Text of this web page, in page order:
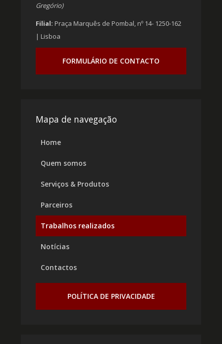
Gregório)
Filial: Praça Marquês de Pombal, nº 14- 1250-162
| Lisboa
FORMULÁRIO DE CONTACTO
Mapa de navegação
Home
Quem somos
Serviços & Produtos
Parceiros
Trabalhos realizados
Notícias
Contactos
POLÍTICA DE PRIVACIDADE